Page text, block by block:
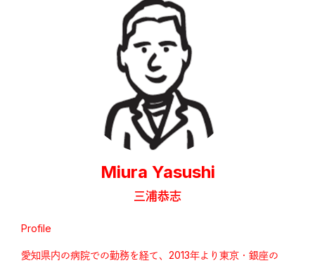
Miura Yasushi
三浦恭志
Profile
愛知県内の病院での勤務を経て、2013年より東京・銀座の